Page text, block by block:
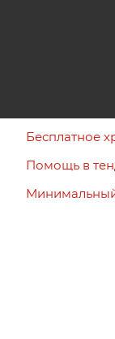
Бесплатное
Помощь в
Минимальный